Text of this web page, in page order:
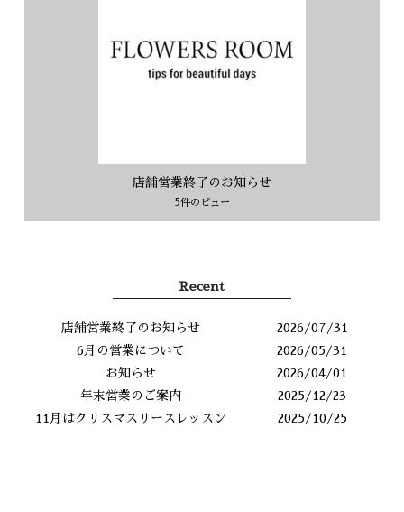
店舗営業終了のお知らせ
5件のビュー
Recent
店舗営業終了のお知らせ
2026/07/31
6月の営業について
2026/05/31
お知らせ
2026/04/01
年末営業のご案内
2025/12/23
11月はクリスマスリースレッスン
2025/10/25